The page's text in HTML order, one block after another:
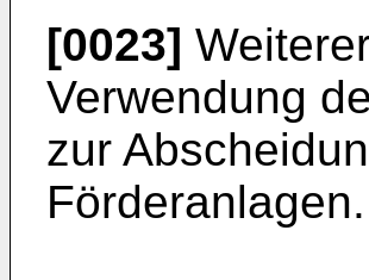
[0023]
Verwendung
zur
Förderanlagen.